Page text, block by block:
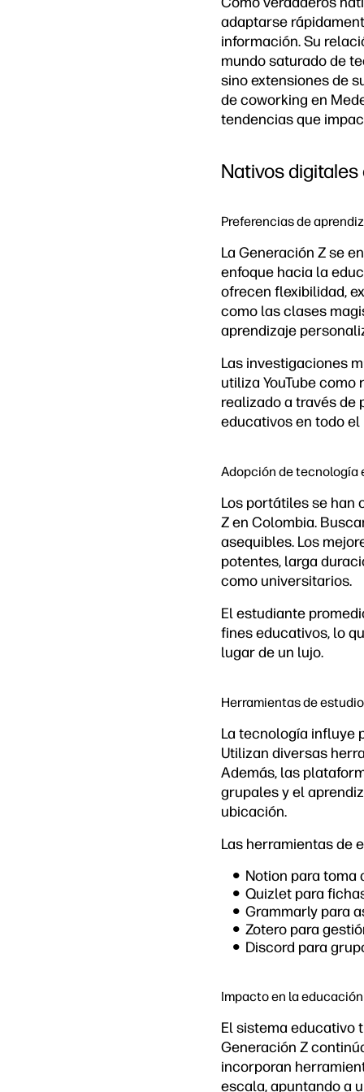
adaptarse
información. Su
mundo saturado de
sino extensiones de
de coworking en
tendencias que
Nativos
Preferencias de
La Generación Z se
enfoque hacia la
ofrecen flexibilidad,
como las clases
aprendizaje
Las investigaciones
utiliza YouTube
realizado a través de
educativos en todo
Adopción de tecnología
Los portátiles se han
Z en Colombia.
asequibles. Los
potentes, larga
como universitarios.
El estudiante
fines educativos, lo
lugar de un lujo.
Herramientas de
La tecnología influye
Utilizan diversas
Además, las
grupales y el
ubicación.
Las herramientas de
Notion para toma
Quizlet para
Grammarly para
Zotero para
Discord para
Impacto en la
El sistema educativo
Generación Z
incorporan
escala, apuntando a